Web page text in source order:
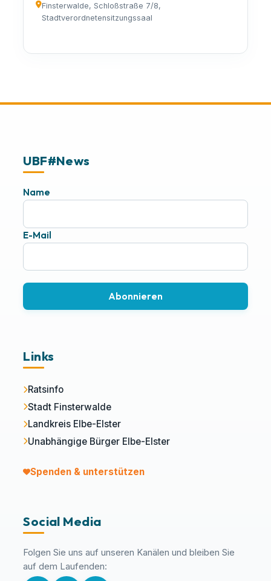
Finsterwalde, Schloßstraße 7/8,
Stadtverordnetensitzungssaal
UBF#News
Name
E-Mail
Abonnieren
Links
Ratsinfo
Stadt Finsterwalde
Landkreis Elbe-Elster
Unabhängige Bürger Elbe-Elster
Spenden & unterstützen
Social Media
Folgen Sie uns auf unseren Kanälen und bleiben Sie
auf dem Laufenden: